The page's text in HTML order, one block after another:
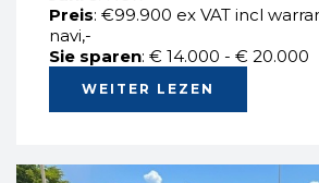
Preis: €99.900 ex VAT incl
navi,-
Sie sparen: € 14.000 - € 20.000
WEITER LEZEN